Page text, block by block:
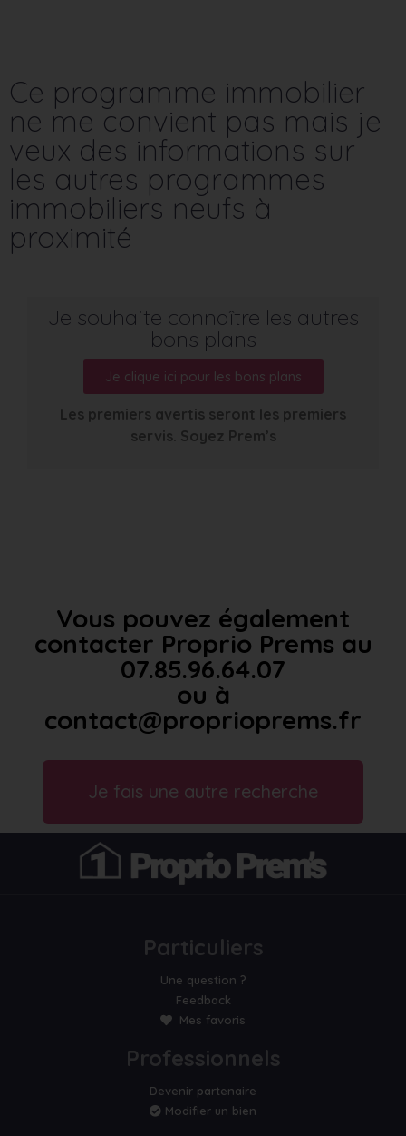
Ce programme immobilier
ne me convient pas mais je
veux des informations sur
les autres programmes
immobiliers neufs à
proximité
Je souhaite connaître les autres
bons plans
Je clique ici pour les bons plans
Les premiers avertis seront les premiers
servis. Soyez Prem’s
Vous pouvez également
contacter Proprio Prems au
07.85.96.64.07
ou à
contact@proprioprems.fr
Je fais une autre recherche
Particuliers
Une question ?
Feedback
Mes favoris
Professionnels
Devenir partenaire
Modifier un bien